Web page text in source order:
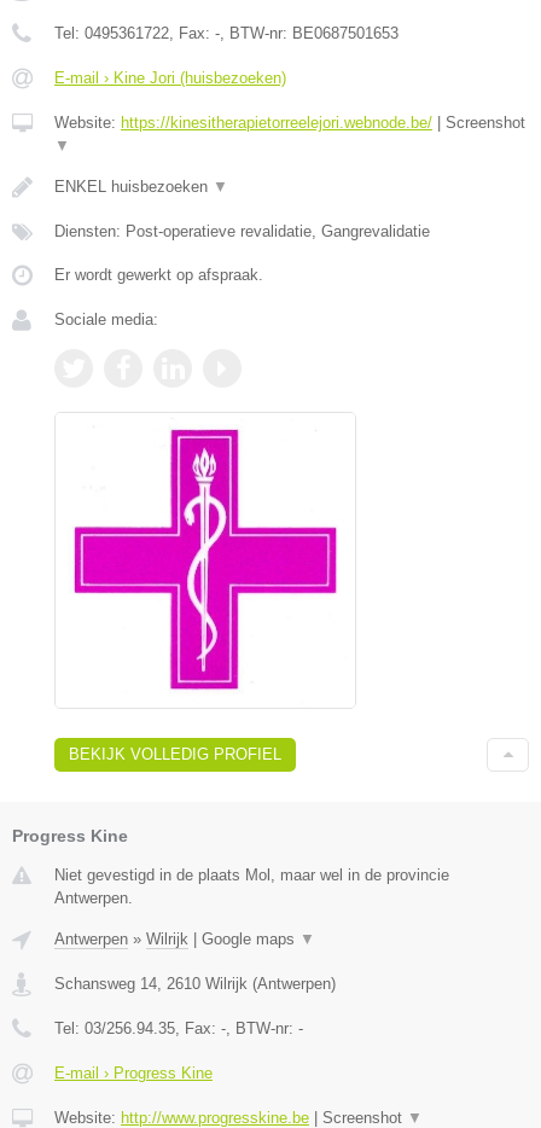
Tel: 0495361722 , Fax: - , BTW-nr: BE0687501653
E-mail › Kine Jori (huisbezoeken)
Website: https://kinesitherapietorreelejori.webnode.be/ | Screenshot
▼
ENKEL huisbezoeken ▼
Diensten: Post-operatieve revalidatie, Gangrevalidatie
Er wordt gewerkt op afspraak.
Sociale media:
BEKIJK VOLLEDIG PROFIEL
Progress Kine
Niet gevestigd in de plaats Mol, maar wel in de provincie
Antwerpen.
Antwerpen » Wilrijk | Google maps ▼
Schansweg 14 2610 Wilrijk (Antwerpen)
Tel: 03/256.94.35 , Fax: - , BTW-nr: -
E-mail › Progress Kine
Website: http://www.progresskine.be | Screenshot ▼